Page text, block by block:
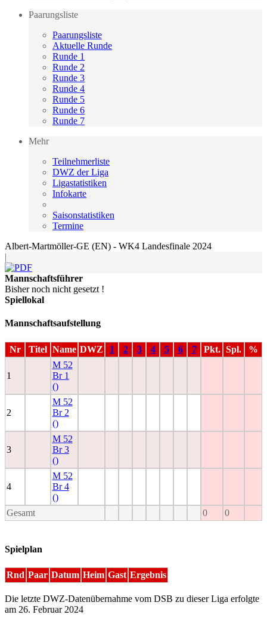
Paarungsliste
Paarungsliste
Aktuelle Runde
Runde 1
Runde 2
Runde 3
Runde 4
Runde 5
Runde 6
Runde 7
Mehr
Teilnehmerliste
DWZ der Liga
Ligastatistiken
Infokarte
Saisonstatistiken
Termine
Albert-Martmöller-GE (EN) - WK4 Landesfinale 2024
|
Mannschaftsführer
Bisher noch nicht gesetzt !
Spiellokal
Mannschaftsaufstellung
Nr Titel Name DWZ 1 2 3 4 5 6 7 Pkt. Spl. %
1
M 52
Br 1
()
2
M 52
Br 2
()
3
M 52
Br 3
()
4
M 52
Br 4
()
Gesamt
0 0
Spielplan
Rnd Paar Datum Heim Gast Ergebnis
Die letzte DWZ-Datenübernahme vom DSB zu dieser Liga erfolgte
am 26. Februar 2024